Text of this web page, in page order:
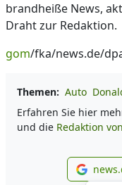
brandheiße News,
Draht zur Redaktion.
gom/fka/news.de/
Themen: Auto
Erfahren Sie hier
und die Redaktion